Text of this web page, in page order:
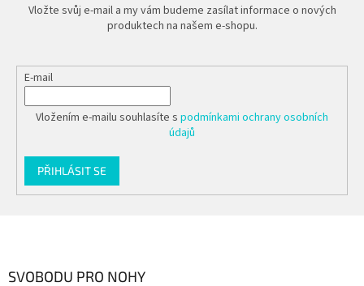
Vložte svůj e-mail a my vám budeme zasílat informace o nových
produktech na našem e-shopu.
E-mail
Vložením e-mailu souhlasíte s podmínkami ochrany osobních
údajů
PŘIHLÁSIT SE
SVOBODU PRO NOHY